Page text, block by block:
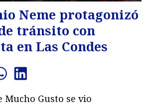
Neme protagonizó
tránsito con
en Las Condes
Mucho Gusto se vio